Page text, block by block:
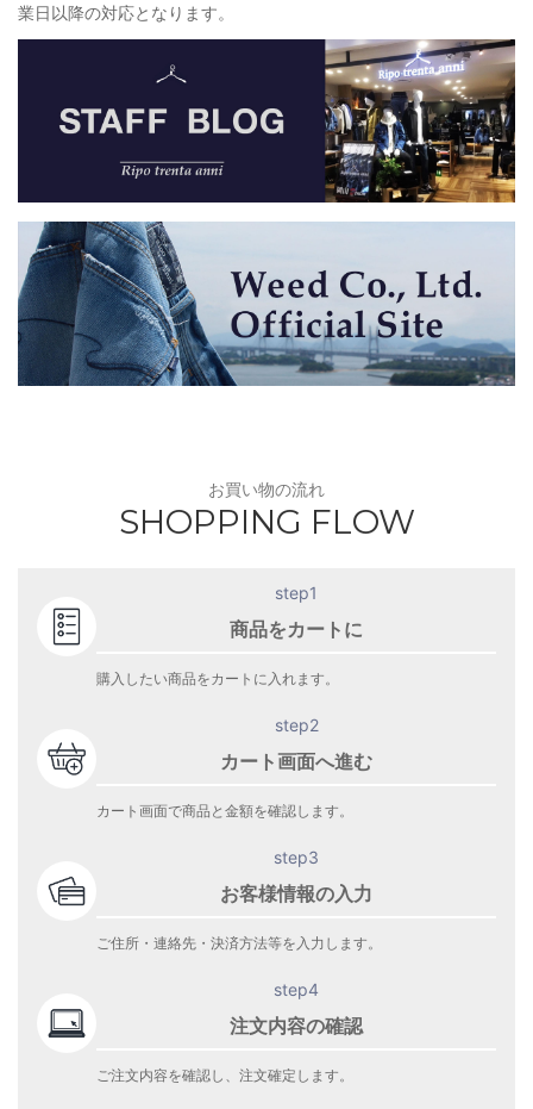
業日以降の対応となります。
お買い物の流れ
SHOPPING FLOW
step1
商品をカートに
購入したい商品をカートに入れます。
step2
カート画面へ進む
カート画面で商品と金額を確認します。
step3
お客様情報の入力
ご住所・連絡先・決済方法等を入力します。
step4
注文内容の確認
ご注文内容を確認し、注文確定します。